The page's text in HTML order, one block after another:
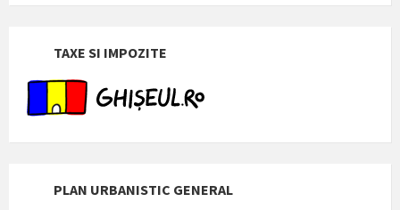
TAXE SI IMPOZITE
PLAN URBANISTIC GENERAL